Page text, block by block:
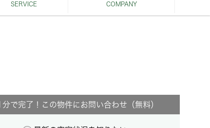
SERVICE COMPANY
1分で完了！この物件にお問い合わせ（無料）